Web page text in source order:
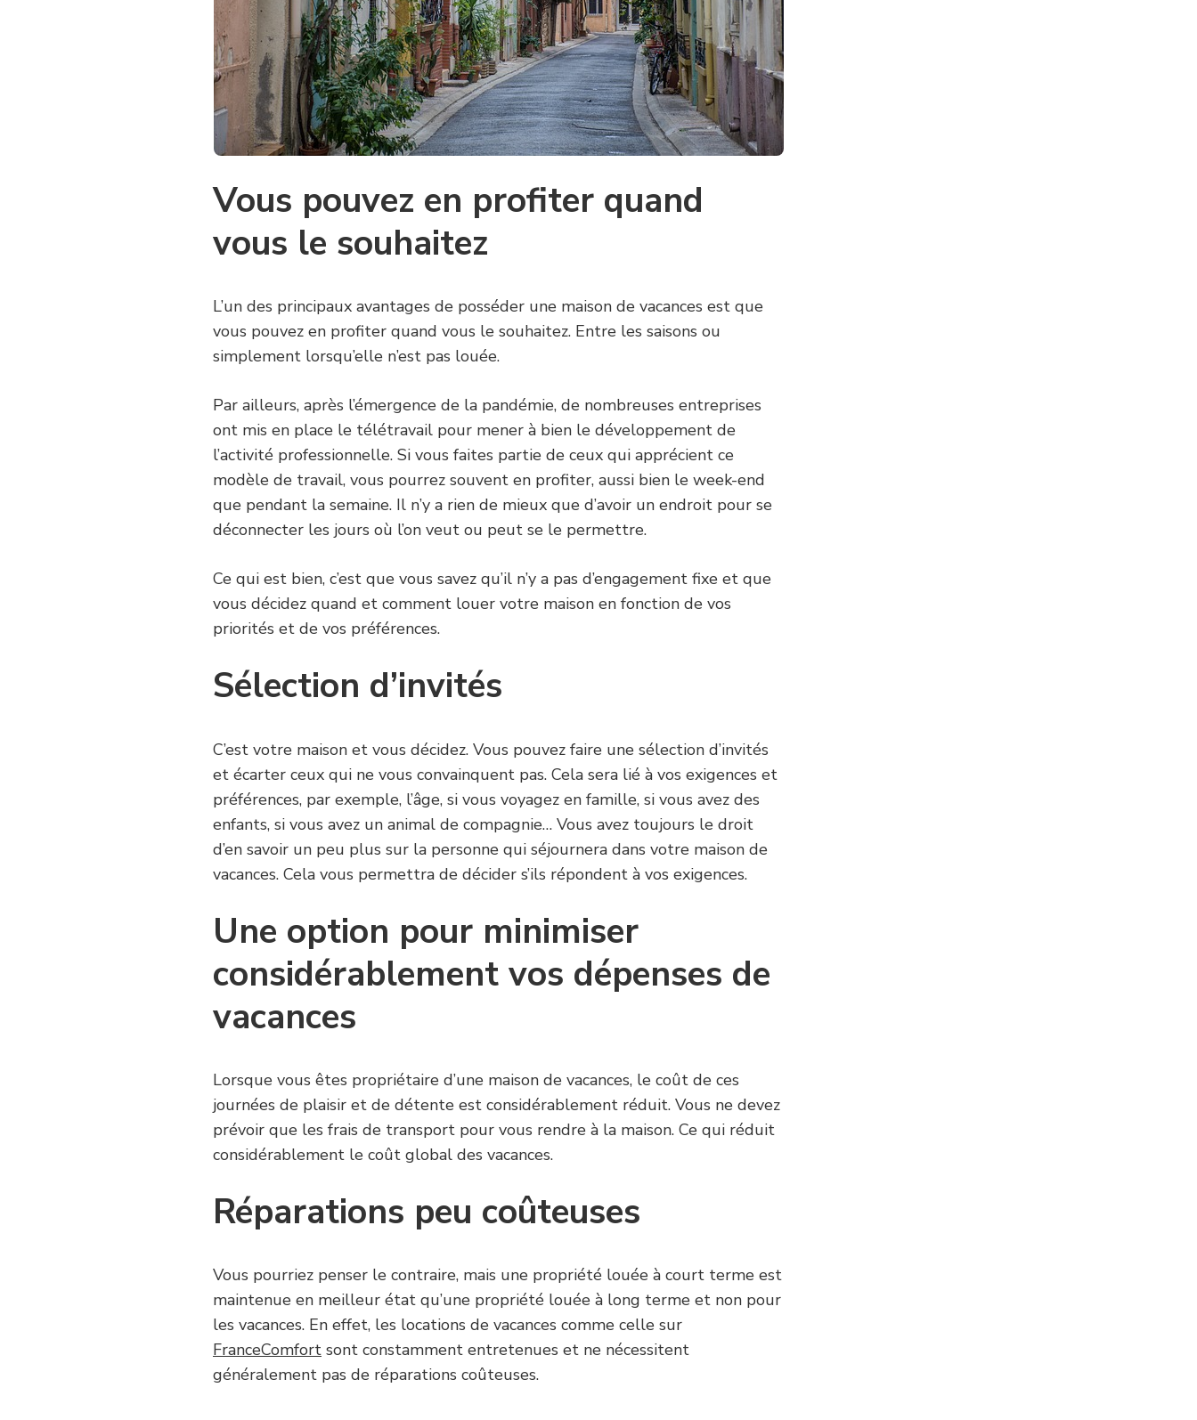
Vous pouvez en profiter quand
vous le souhaitez
L’un des principaux avantages de posséder une maison de vacances est que
vous pouvez en profiter quand vous le souhaitez. Entre les saisons ou
simplement lorsqu’elle n’est pas louée.
Par ailleurs, après l’émergence de la pandémie, de nombreuses entreprises
ont mis en place le télétravail pour mener à bien le développement de
l’activité professionnelle. Si vous faites partie de ceux qui apprécient ce
modèle de travail, vous pourrez souvent en profiter, aussi bien le week-end
que pendant la semaine. Il n’y a rien de mieux que d’avoir un endroit pour se
déconnecter les jours où l’on veut ou peut se le permettre.
Ce qui est bien, c’est que vous savez qu’il n’y a pas d’engagement fixe et que
vous décidez quand et comment louer votre maison en fonction de vos
priorités et de vos préférences.
Sélection d’invités
C’est votre maison et vous décidez. Vous pouvez faire une sélection d’invités
et écarter ceux qui ne vous convainquent pas. Cela sera lié à vos exigences et
préférences, par exemple, l’âge, si vous voyagez en famille, si vous avez des
enfants, si vous avez un animal de compagnie… Vous avez toujours le droit
d’en savoir un peu plus sur la personne qui séjournera dans votre maison de
vacances. Cela vous permettra de décider s’ils répondent à vos exigences.
Une option pour minimiser
considérablement vos dépenses de
vacances
Lorsque vous êtes propriétaire d’une maison de vacances, le coût de ces
journées de plaisir et de détente est considérablement réduit. Vous ne devez
prévoir que les frais de transport pour vous rendre à la maison. Ce qui réduit
considérablement le coût global des vacances.
Réparations peu coûteuses
Vous pourriez penser le contraire, mais une propriété louée à court terme est
maintenue en meilleur état qu’une propriété louée à long terme et non pour
les vacances. En effet, les locations de vacances comme celle sur
FranceComfort sont constamment entretenues et ne nécessitent
généralement pas de réparations coûteuses.